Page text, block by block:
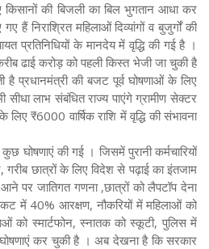
की बिजली का बिल भुगतान आधा कर
हैं निराश्रित महिलाओं दिव्यांगों व बुजुर्गों की
के मानदेय में वृद्धि की गई है ।
ढाई करोड़ को पहली किस्त भेजी जा चुकी है
की बजट पूर्व घोषणाओं के लिए
लाभ संबंधित राज्य पाएंगे ग्रामीण सेक्टर
₹6000 वार्षिक राशि में वृद्धि की संभावना
घोषणाएं की गई । जिसमें पुरानी कर्मचारियों
छात्रों के लिए विदेश से पढ़ाई का इंतजाम
पर जातिगत गणना ,छात्रों को लैपटॉप देना
में 40% आरक्षण, नौकरियों में महिलाओं को
को स्मार्टफोन, स्नातक को स्कूटी, पुलिस में
कर चुकी है । अब देखना है कि सरकार